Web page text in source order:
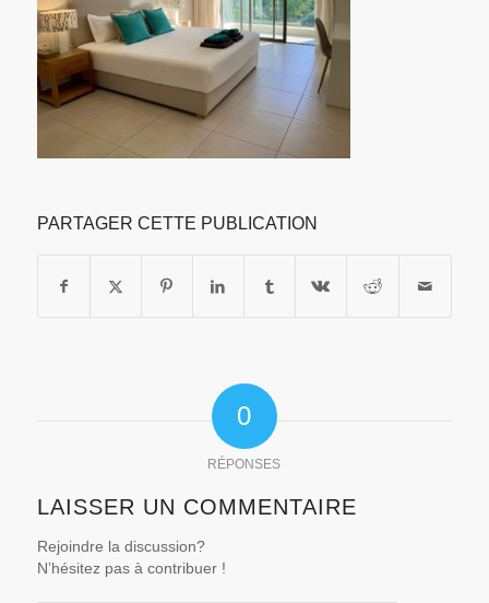
PARTAGER CETTE PUBLICATION
0
RÉPONSES
LAISSER UN COMMENTAIRE
Rejoindre la discussion?
N’hésitez pas à contribuer !